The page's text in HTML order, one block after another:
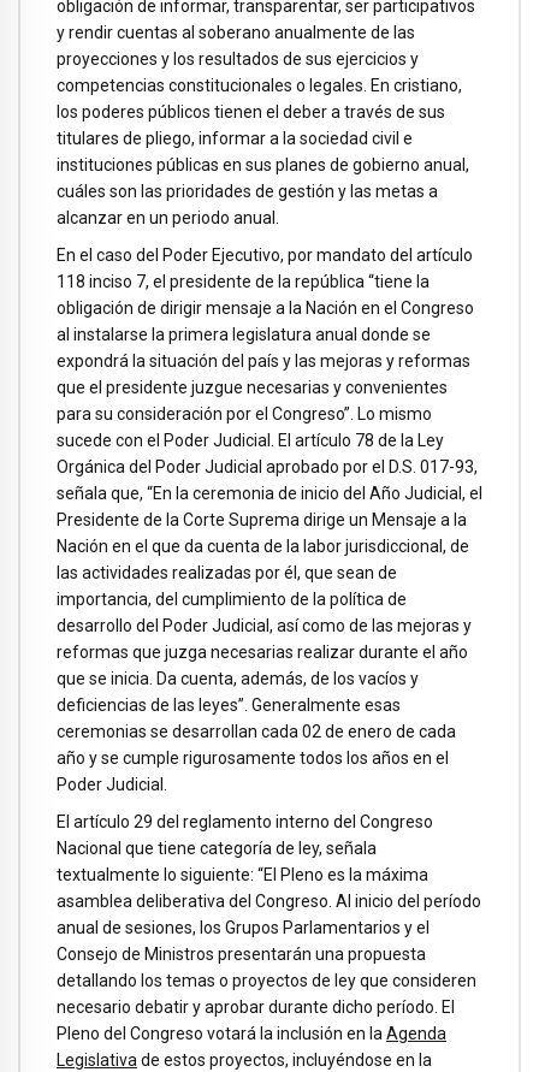
obligación de informar, transparentar, ser participativos
y rendir cuentas al soberano anualmente de las
proyecciones y los resultados de sus ejercicios y
competencias constitucionales o legales. En cristiano,
los poderes públicos tienen el deber a través de sus
titulares de pliego, informar a la sociedad civil e
instituciones públicas en sus planes de gobierno anual,
cuáles son las prioridades de gestión y las metas a
alcanzar en un periodo anual.
En el caso del Poder Ejecutivo, por mandato del artículo
118 inciso 7, el presidente de la república “tiene la
obligación de dirigir mensaje a la Nación en el Congreso
al instalarse la primera legislatura anual donde se
expondrá la situación del país y las mejoras y reformas
que el presidente juzgue necesarias y convenientes
para su consideración por el Congreso”. Lo mismo
sucede con el Poder Judicial. El artículo 78 de la Ley
Orgánica del Poder Judicial aprobado por el D.S. 017-93,
señala que, “En la ceremonia de inicio del Año Judicial, el
Presidente de la Corte Suprema dirige un Mensaje a la
Nación en el que da cuenta de la labor jurisdiccional, de
las actividades realizadas por él, que sean de
importancia, del cumplimiento de la política de
desarrollo del Poder Judicial, así como de las mejoras y
reformas que juzga necesarias realizar durante el año
que se inicia. Da cuenta, además, de los vacíos y
deficiencias de las leyes”. Generalmente esas
ceremonias se desarrollan cada 02 de enero de cada
año y se cumple rigurosamente todos los años en el
Poder Judicial.
El artículo 29 del reglamento interno del Congreso
Nacional que tiene categoría de ley, señala
textualmente lo siguiente: “El Pleno es la máxima
asamblea deliberativa del Congreso. Al inicio del período
anual de sesiones, los Grupos Parlamentarios y el
Consejo de Ministros presentarán una propuesta
detallando los temas o proyectos de ley que consideren
necesario debatir y aprobar durante dicho período. El
Pleno del Congreso votará la inclusión en la Agenda
Legislativa de estos proyectos, incluyéndose en la